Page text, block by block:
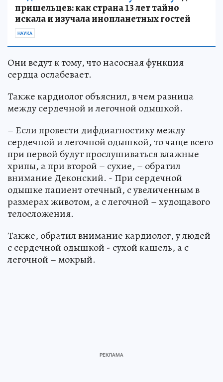
пришельцев: как страна 13 лет тайно
искала и изучала инопланетных гостей
НАУКА
Они ведут к тому, что насосная функция
сердца ослабевает.
Также кардиолог объяснил, в чем разница
между сердечной и легочной одышкой.
– Если провести дифдиагностику между
сердечной и легочной одышкой, то чаще всего
при первой будут прослушиваться влажные
хрипы, а при второй – сухие, – обратил
внимание Деконский. - При сердечной
одышке пациент отечный, с увеличенным в
размерах животом, а с легочной – худощавого
телосложения.
Также, обратил внимание кардиолог, у людей
с сердечной одышкой - сухой кашель, а с
легочной – мокрый.